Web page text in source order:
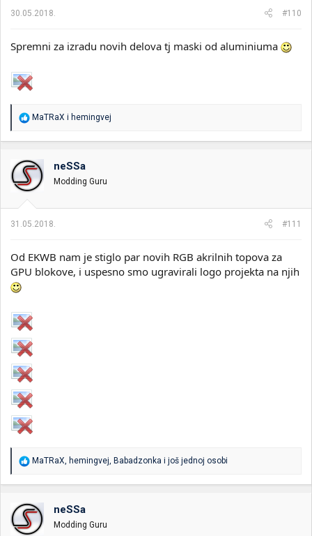
:
30.05.2018. #110
Spremni za izradu novih delova tj maski od aluminiuma
R
a
o
v
a
:
MaTRaX i hemingvej
neSSa
Modding Guru
31.05.2018. #111
Od EKWB nam je stiglo par novih RGB akrilnih topova za
GPU blokove, i uspesno smo ugravirali logo projekta na njih
R
o
v
a
MaTRaX hemingvej Babadzonka i još jednoj osobi
neSSa
Modding Guru